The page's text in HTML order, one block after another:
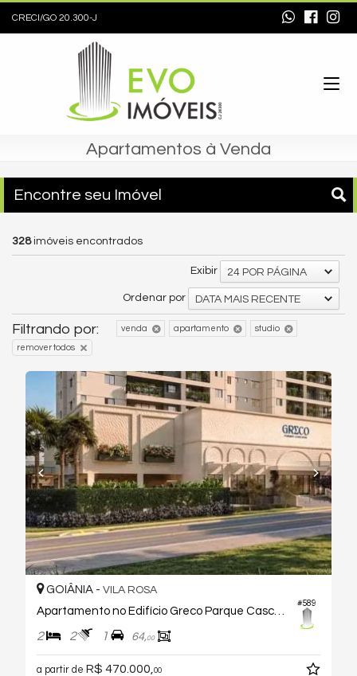
CRECI/GO 20.300-J
Apartamentos à Venda
Encontre seu Imóvel
328imóveis encontrados
Exibir 24 POR PÁGINA
Ordenar por DATA MAIS RECENTE
Filtrando por: venda apartamento studio
remover todos
#589
GOIÂNIA - VILA ROSA
Apartamento no Edifício Greco Parque Cascavel
2 2 1 64,00
a partir de R$ 470.000, 00